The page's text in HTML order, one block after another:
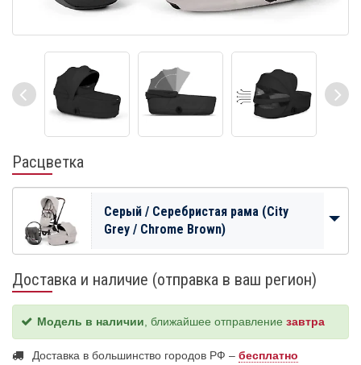
Расцветка
Серый / Серебристая рама (City
Grey / Chrome Brown)
Доставка и наличие (отправка в ваш регион)
Модель в наличии , ближайшее отправление завтра
Доставка в большинство городов РФ – бесплатно